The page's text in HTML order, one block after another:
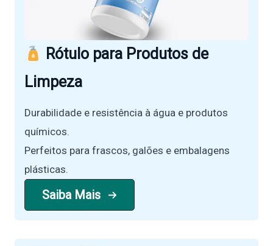
Rótulo para Produtos de
Limpeza
Durabilidade e resistência à água e produtos
químicos.
Perfeitos para frascos, galões e embalagens
plásticas.
Saiba Mais